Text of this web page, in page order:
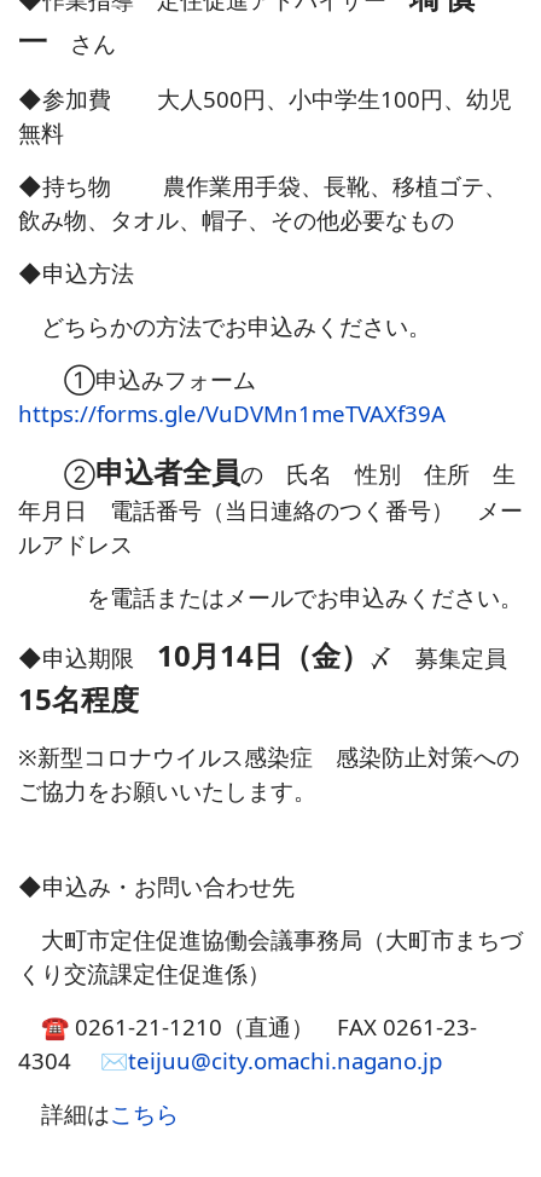
一
さん
◆参加費 大人500円、小中学生100円、幼児
無料
◆持ち物 農作業用手袋、長靴、移植ゴテ、
飲み物、タオル、帽子、その他必要なもの
◆申込方法
どちらかの方法でお申込みください。
①申込みフォーム
https://forms.gle/VuDVMn1meTVAXf39A
②申込者全員の 氏名 性別 住所 生
年月日 電話番号（当日連絡のつく番号）
メー
ルアドレス
を電話またはメールでお申込みください。
◆申込期限 10月14日（金） 〆 募集定員
15名程度
※新型コロナウイルス感染症 感染防止対策への
ご協力をお願いいたします。
◆申込み・お問い合わせ先
大町市定住促進協働会議事務局（大町市まちづ
くり交流課定住促進係）
☎ 0261-21-1210（直通） FAX 0261-23-
4304 ✉teijuu@city.omachi.nagano.jp
詳細はこちら